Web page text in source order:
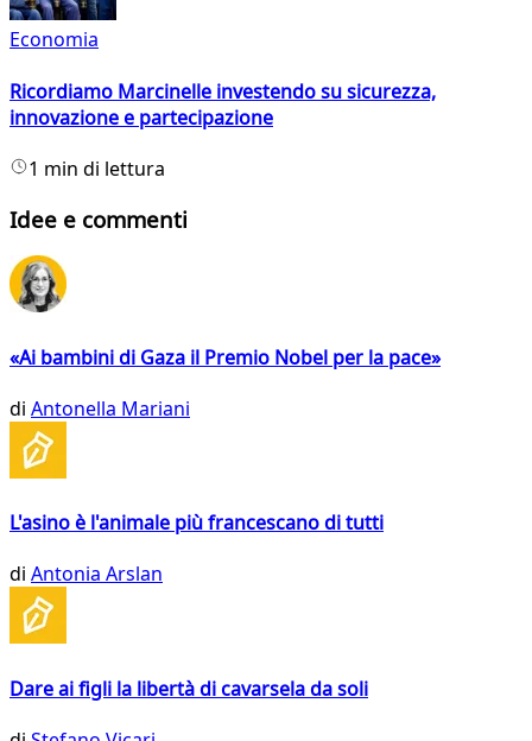
Economia
Ricordiamo Marcinelle investendo su sicurezza,
innovazione e partecipazione
1 min di lettura
Idee e commenti
«Ai bambini di Gaza il Premio Nobel per la pace»
di Antonella Mariani
L'asino è l'animale più francescano di tutti
di Antonia Arslan
Dare ai figli la libertà di cavarsela da soli